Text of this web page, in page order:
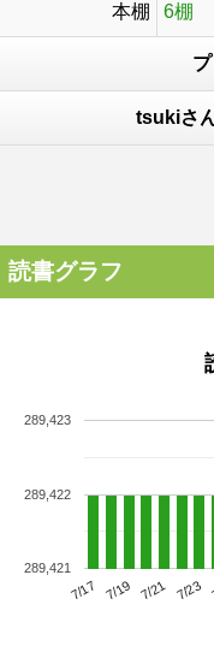
本棚 6棚
tsukiさ
読書グラフ
7/17 7/19 7/21 7/23
289,421
289,422
289,423